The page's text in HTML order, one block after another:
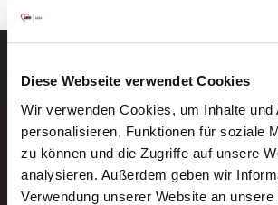
Diese Webseite verwendet Cookies
Wir verwenden Cookies, um Inhalte und
personalisieren, Funktionen für soziale
zu können und die Zugriffe auf unsere
analysieren. Außerdem geben wir
Verwendung unserer Website an
Neue Stellen per
Ein kostenloser Service
Jobs.